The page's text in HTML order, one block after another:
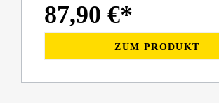
87,90 €*
ZUM PRODUKT